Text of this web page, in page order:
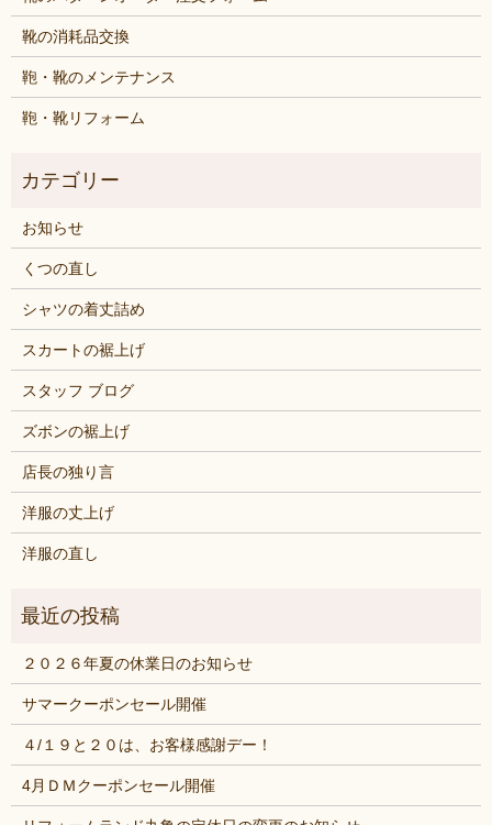
靴の消耗品交換
鞄・靴のメンテナンス
鞄・靴リフォーム
お知らせ
くつの直し
シャツの着丈詰め
スカートの裾上げ
スタッフ ブログ
ズボンの裾上げ
店長の独り言
洋服の丈上げ
洋服の直し
２０２６年夏の休業日のお知らせ
サマークーポンセール開催
４/１９と２０は、お客様感謝デー！
4月ＤＭクーポンセール開催